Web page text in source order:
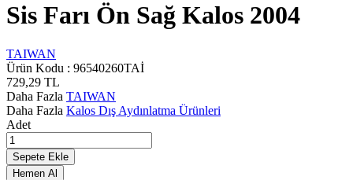
Sis Farı Ön Sağ Kalos 2004
TAIWAN
Ürün Kodu : 96540260TAİ
729,29 TL
Daha Fazla TAIWAN
Daha Fazla Kalos Dış Aydınlatma Ürünleri
Adet
Sepete Ekle
Hemen Al